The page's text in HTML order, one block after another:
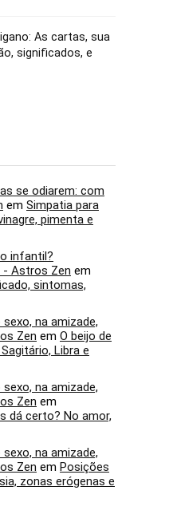
As cartas, sua
significados, e
se odiarem: com
em Simpatia para
pimenta e
infantil?
- Astros Zen em
sintomas,
na amizade,
Zen em O beijo de
Libra e
na amizade,
Zen em
dá certo? No amor,
na amizade,
Zen em Posições
zonas erógenas e